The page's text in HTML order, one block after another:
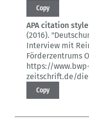
Copy
APA citation style
(2016).
Interview mit
Förderzentrums
https://
zeitschrift.de/
Copy